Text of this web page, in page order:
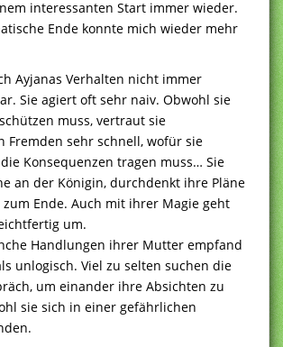
interessanten Start immer wieder.
Ende konnte mich wieder mehr
Ayjanas Verhalten nicht immer
Sie agiert oft sehr naiv. Obwohl sie
muss, vertraut sie
Fremden sehr schnell, wofür sie
Konsequenzen tragen muss… Sie
an der Königin, durchdenkt ihre Pläne
Ende. Auch mit ihrer Magie geht
um.
Handlungen ihrer Mutter empfand
unlogisch. Viel zu selten suchen die
um einander ihre Absichten zu
sie sich in einer gefährlichen